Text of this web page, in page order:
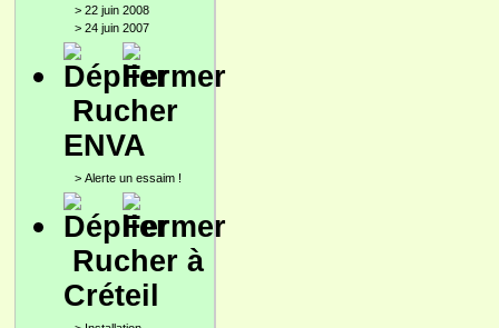
> 22 juin 2008
> 24 juin 2007
Rucher
ENVA
> Alerte un essaim !
Rucher à
Créteil